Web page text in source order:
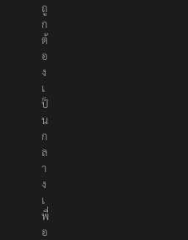
ถู
ก
ต้
อ
ง
เ
ป็
น
ก
ล
า
ง
เ
พื่
อ